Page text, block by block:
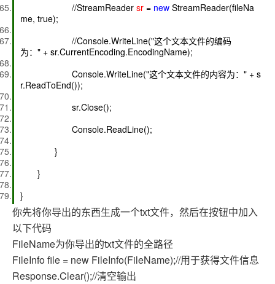
//StreamReader sr = new StreamReader(fileNa
me, true);
//Console.WriteLine("这个文本文件的编码
为：" + sr.CurrentEncoding.EncodingName);
Console.WriteLine("这个文本文件的内容为：" + s
r.ReadToEnd());
sr.Close();
Console.ReadLine();
}
}
}
你先将你导出的东西生成一个txt文件，然后在按钮中加入
以下代码
FileName为你导出的txt文件的全路径
FileInfo file = new FileInfo(FileName);//用于获得文件信息
Response.Clear();//清空输出